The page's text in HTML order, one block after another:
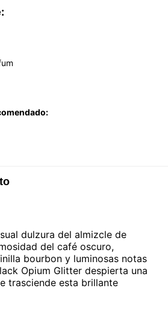
dulzura del almizcle de
del café oscuro,
bourbon y luminosas notas
Opium Glitter despierta una
trasciende esta brillante